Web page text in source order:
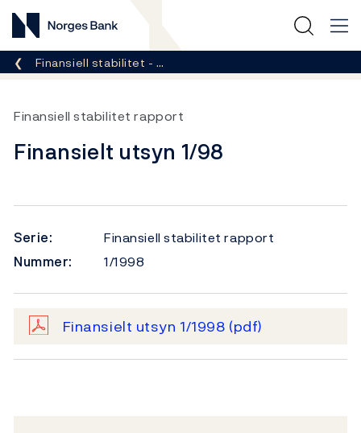
Norges Bank
Her er du nå:
Finansiell stabilitet - …
Finansiell stabilitet rapport
Finansielt utsyn 1/98
Serie:
Finansiell stabilitet rapport
Nummer:
1/1998
Finansielt utsyn 1/1998 (pdf)